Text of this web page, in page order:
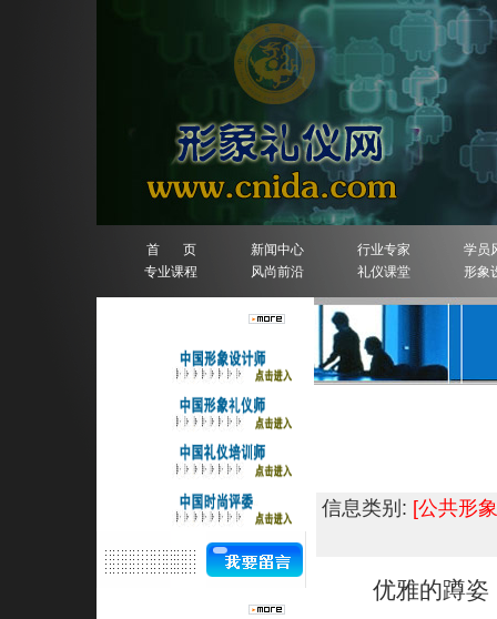
首 页 新闻中心 行业专家
学员
专业课程
风尚前沿 礼仪课堂 形象
信息类别: [公共形
优雅的蹲姿